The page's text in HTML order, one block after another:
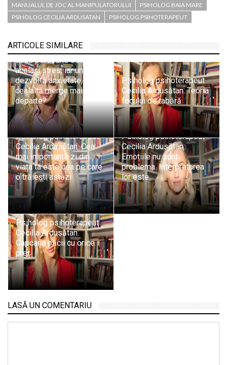
MANUALUL DE JOC AL MANIPULATORULUI
PSIHOLOG BAIA MARE
PSIHOLOG CECILIA ARDUSATAN
PSIHOLOG PSIHOTERAPEUT
ARTICOLE SIMILARE
Cecilia Ardusătan: De ce
două persoane trec prin
același stres, iar una
dezvoltă anxietate, iar
cealaltă merge mai
departe?
Psiholog psihoterapeut
Cecilia Ardusătan: Teoria
focului de tabără
Psiholog psihoterapeut
Cecilia Ardusătan: Cea
mai importantă zi din
viața ta este cea pe care
o trăiești astăzi
Psiholog psihoterapeut
Cecilia Ardusătan:
Emoțiile nu sunt
problema. Interpretarea
lor este
Psiholog psihoterapeut
Cecilia Ardusătan:
Capcana păcii cu orice
preț
LASĂ UN COMENTARIU